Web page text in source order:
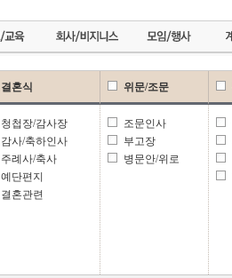
결혼식
청첩장/감사장
감사/축하인사
주례사/축사
예단편지
결혼관련
위문/조문
조문인사
부고장
병문안/위로